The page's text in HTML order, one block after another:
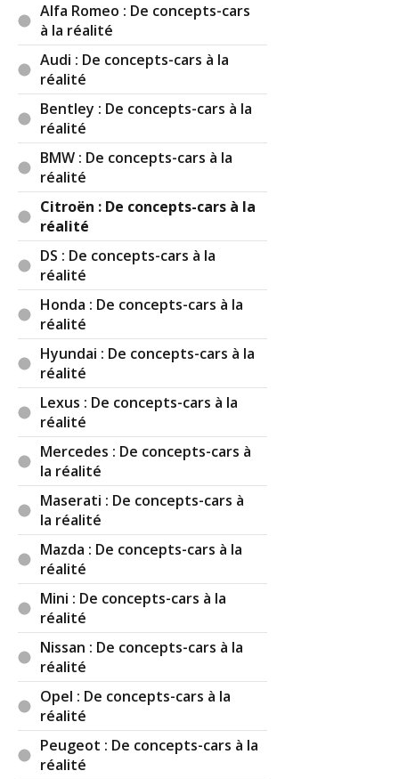
Alfa Romeo : De concepts-cars
à la réalité
Audi : De concepts-cars à la
réalité
Bentley : De concepts-cars à la
réalité
BMW : De concepts-cars à la
réalité
Citroën : De concepts-cars à la
réalité
DS : De concepts-cars à la
réalité
Honda : De concepts-cars à la
réalité
Hyundai : De concepts-cars à la
réalité
Lexus : De concepts-cars à la
réalité
Mercedes : De concepts-cars à
la réalité
Maserati : De concepts-cars à
la réalité
Mazda : De concepts-cars à la
réalité
Mini : De concepts-cars à la
réalité
Nissan : De concepts-cars à la
réalité
Opel : De concepts-cars à la
réalité
Peugeot : De concepts-cars à la
réalité